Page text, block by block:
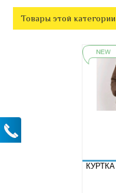
Товары этой категории
КУРТКА